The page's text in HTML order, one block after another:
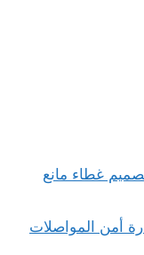
غطاء مانع للتسرب 7 、 تصميم غطاء مانع
أمن المواصلات